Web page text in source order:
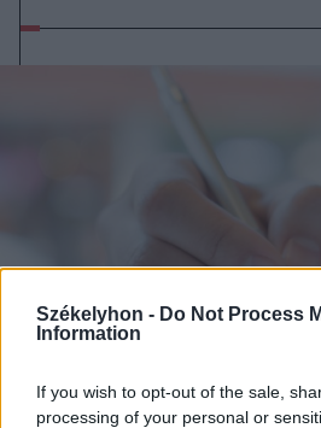
Székelyhon - Do Not Process
Information
If you wish to opt-out of the sale,
processing of your personal or